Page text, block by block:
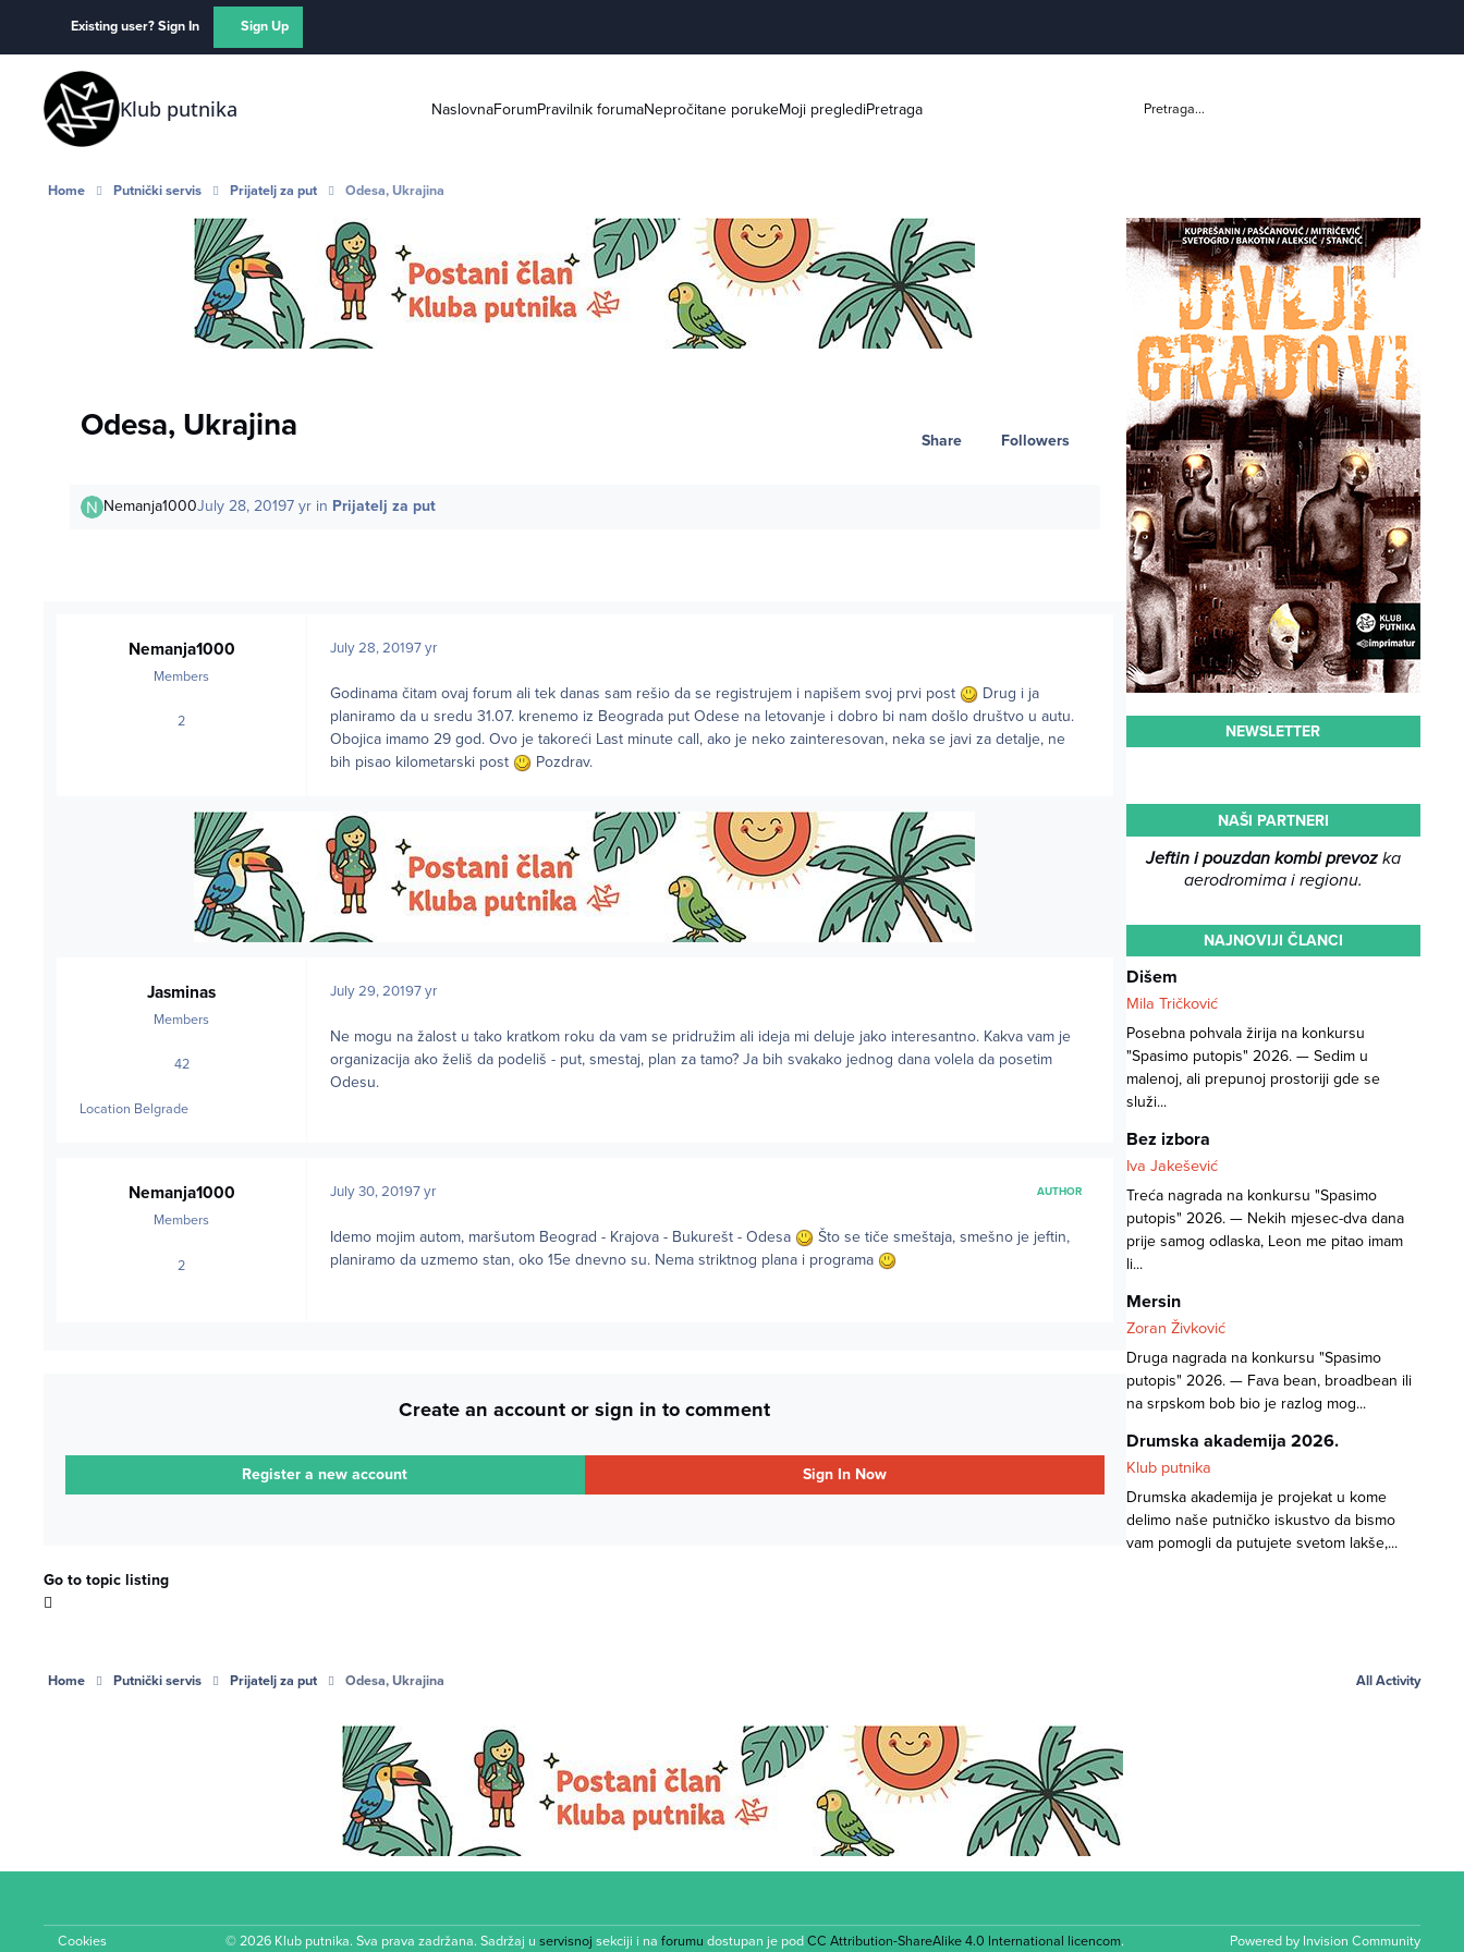
Existing user? Sign In Sign Up
Klub putnika NaslovnaForumPravilnik forumaNepročitane porukeMoji preglediPretraga Pretraga...
Home Putnički servis Prijatelj za put Odesa, Ukrajina
Odesa, Ukrajina Share Followers
Nemanja1000July 28, 20197 yrin Prijatelj za put
Nemanja1000
Members
2posts
July 28, 20197 yr
Godinama čitam ovaj forum ali tek danas sam rešio da se registrujem i napišem svoj prvi post
Drug i ja
planiramo da u sredu 31.07. krenemo iz Beograda put Odese na letovanje i dobro bi nam došlo društvo u autu.
Obojica imamo 29 god. Ovo je takoreći Last minute call, ako je neko zainteresovan, neka se javi za detalje, ne
bih pisao kilometarski post
Pozdrav.
Jasminas
Members
42posts
Location Belgrade
July 29, 20197 yr
Ne mogu na žalost u tako kratkom roku da vam se pridružim ali ideja mi deluje jako interesantno. Kakva vam je
organizacija ako želiš da podeliš - put, smestaj, plan za tamo? Ja bih svakako jednog dana volela da posetim
Odesu.
Nemanja1000
Members
2posts
July 30, 20197 yr AUTHOR
Idemo mojim autom, maršutom Beograd - Krajova - Bukurešt - Odesa
Što se tiče smeštaja, smešno je jeftin,
planiramo da uzmemo stan, oko 15e dnevno su. Nema striktnog plana i programa
Create an account or sign in to comment
Register a new account Sign In Now
Go to topic listing
NEWSLETTER
NAŠI PARTNERI
Jeftin i pouzdan kombi prevozka
aerodromima i regionu.
NAJNOVIJI ČLANCI
Dišem
Mila Tričković
Posebna pohvala žirija na konkursu
"Spasimo putopis" 2026. — Sedim u
malenoj, ali prepunoj prostoriji gde se
služi...
Bez izbora
Iva Jakešević
Treća nagrada na konkursu "Spasimo
putopis" 2026. — Nekih mjesec-dva dana
prije samog odlaska, Leon me pitao imam
li...
Mersin
Zoran Živković
Druga nagrada na konkursu "Spasimo
putopis" 2026. — Fava bean, broadbean ili
na srpskom bob bio je razlog mog...
Drumska akademija 2026.
Klub putnika
Drumska akademija je projekat u kome
delimo naše putničko iskustvo da bismo
vam pomogli da putujete svetom lakše,...
Home Putnički servis Prijatelj za put Odesa, Ukrajina All Activity
Cookies © 2026 Klub putnika. Sva prava zadržana. Sadržaj uservisnoj sekciji i naforumu dostupan je podCC Attribution-ShareAlike 4.0 International licencom. Powered by Invision Community